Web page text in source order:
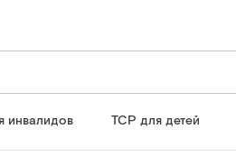
инвалидов ТСР для детей